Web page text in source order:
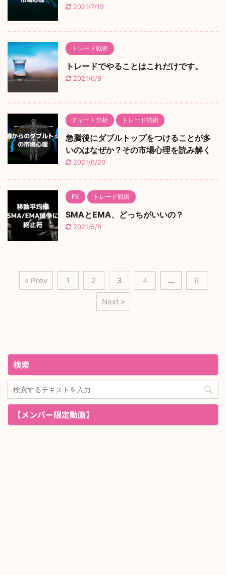
2021/7/19
トレード戦術
トレードでやることはこれだけです。
2021/6/9
チャート分析 トレード戦術
急騰後にダブルトップをつけることが多
いのはなぜか？その市場心理を読み解く
2021/6/20
FX トレード戦術
SMAとEMA、どっちがいいの？
2021/5/8
« Prev 1 2 3 4 … 6
Next »
検索
【メンバー限定動画】